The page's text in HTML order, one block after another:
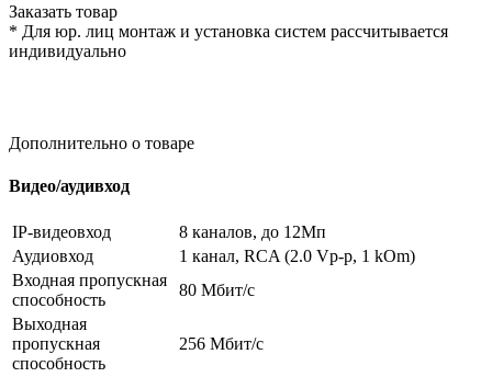
Заказать товар
* Для юр. лиц монтаж и установка систем рассчитывается
индивидуально
Дополнительно о товаре
Видео/аудивход
IP-видеовход
8 каналов, до 12Мп
Аудиовход
1 канал, RCA (2.0 Vp-p, 1 kOm)
Входная пропускная
способность
80 Мбит/с
Выходная
пропускная
способность
256 Мбит/с